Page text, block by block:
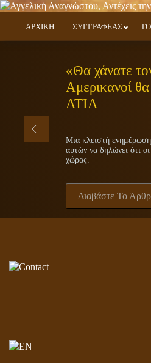
ΑΡΧΙΚΗ ΣΥΓΓΡΑΦΕΑΣ
«Θα χάνατε
Αμερικανοί
ΑΤΙΑ
Μια κλειστή
αυτών να δηλώνει ότι
χώρας.
Διαβάστε Το